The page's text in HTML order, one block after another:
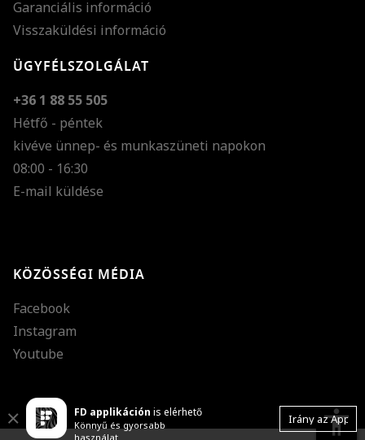
Garanciális információ
Visszaküldési információ
ÜGYFÉLSZOLGÁLAT
+36 1 88 55 505
Hétfő - péntek
kivéve ünnep- és munkaszüneti napokon
08:00 - 16:30
E-mail küldése
KÖZÖSSÉGI MÉDIA
Facebook
Instagram
Youtube
FD applikáción is elérhető
Könnyű és gyorsabb
használat
Irány az App
Close accessibility
Nagy kurzor